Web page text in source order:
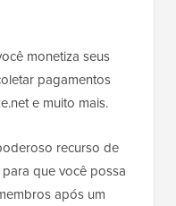
monetiza seus
pagamentos
e muito mais.
recurso de
que você possa
após um